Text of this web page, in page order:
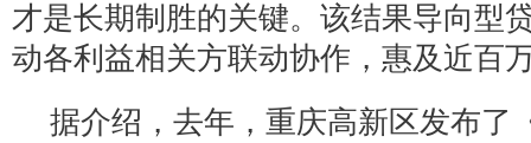
才是长期制胜的关键。该结果导向型
动各利益相关方联动协作，惠及近百
据介绍，去年，重庆高新区发布了